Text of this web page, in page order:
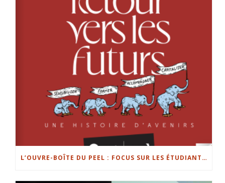
L’OUVRE-BOÎTE DU PEEL : FOCUS SUR LES ÉTUDIANTS ENTREPRENEURS DE L’UL